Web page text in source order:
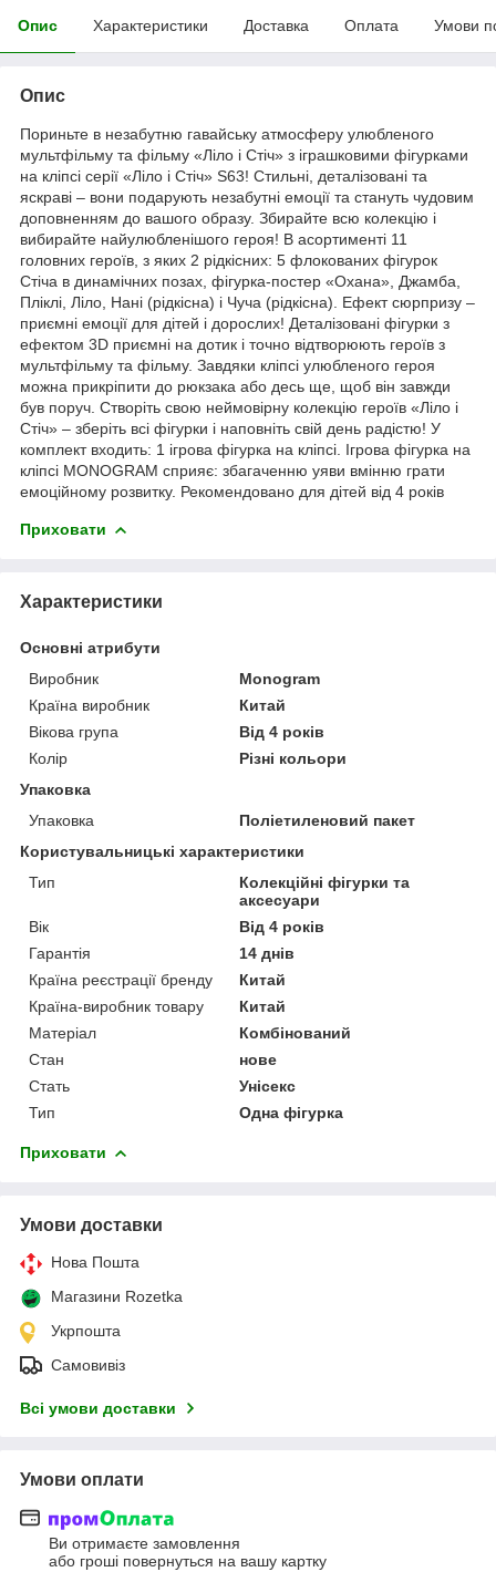
Опис Характеристики Доставка Оплата Умови
Опис
Пориньте в незабутню гавайську атмосферу улюбленого
мультфільму та фільму «Ліло і Стіч» з іграшковими фігурками
на кліпсі серії «Ліло і Стіч» S63! Стильні, деталізовані та
яскраві – вони подарують незабутні емоції та стануть чудовим
доповненням до вашого образу. Збирайте всю колекцію і
вибирайте найулюбленішого героя! В асортименті 11
головних героїв, з яких 2 рідкісних: 5 флокованих фігурок
Стіча в динамічних позах, фігурка-постер «Охана», Джамба,
Пліклі, Ліло, Нані (рідкісна) і Чуча (рідкісна). Ефект сюрпризу –
приємні емоції для дітей і дорослих! Деталізовані фігурки з
ефектом 3D приємні на дотик і точно відтворюють героїв з
мультфільму та фільму. Завдяки кліпсі улюбленого героя
можна прикріпити до рюкзака або десь ще, щоб він завжди
був поруч. Створіть свою неймовірну колекцію героїв «Ліло і
Стіч» – зберіть всі фігурки і наповніть свій день радістю! У
комплект входить: 1 ігрова фігурка на кліпсі. Ігрова фігурка на
кліпсі MONOGRAM сприяє: збагаченню уяви вмінню грати
емоційному розвитку. Рекомендовано для дітей від 4 років
Приховати
Характеристики
Основні атрибути
Виробник
Monogram
Країна виробник
Китай
Вікова група
Від 4 років
Колір
Різні кольори
Упаковка
Упаковка
Поліетиленовий пакет
Користувальницькі характеристики
Тип
Колекційні фігурки та
аксесуари
Вік
Від 4 років
Гарантія
14 днів
Країна реєстрації бренду
Китай
Країна-виробник товару
Китай
Матеріал
Комбінований
Стан
нове
Стать
Унісекс
Тип
Одна фігурка
Приховати
Умови доставки
Нова Пошта
Магазини Rozetka
Укрпошта
Самовивіз
Всі умови доставки
Умови оплати
Ви отримаєте замовлення
або гроші повернуться на вашу картку